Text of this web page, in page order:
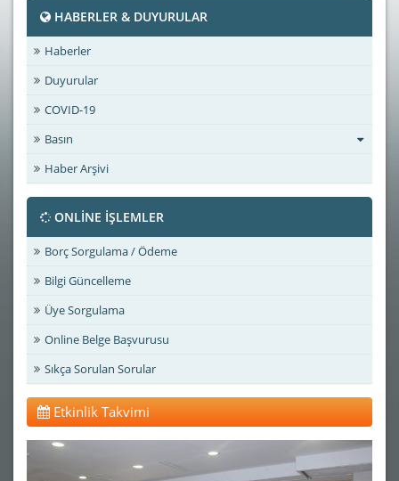
HABERLER & DUYURULAR
Haberler
Duyurular
COVID-19
Basın
Haber Arşivi
ONLİNE İŞLEMLER
Borç Sorgulama / Ödeme
Bilgi Güncelleme
Üye Sorgulama
Online Belge Başvurusu
Sıkça Sorulan Sorular
Etkinlik Takvimi